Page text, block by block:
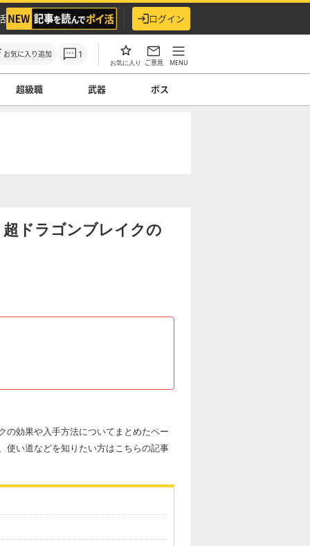
ログイン
お気に入り追加 1
お気に入り ご意見 MENU
超級職 武器 ボス
ドラゴンブレイクの
の効果や入手方法についてまとめたペー
使い道などを知りたい方はこちらの記事